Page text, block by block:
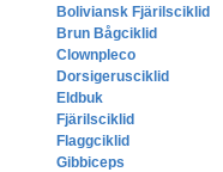
Boliviansk Fjärilsciklid
Brun Bågciklid
Clownpleco
Dorsigerusciklid
Eldbuk
Fjärilsciklid
Flaggciklid
Gibbiceps